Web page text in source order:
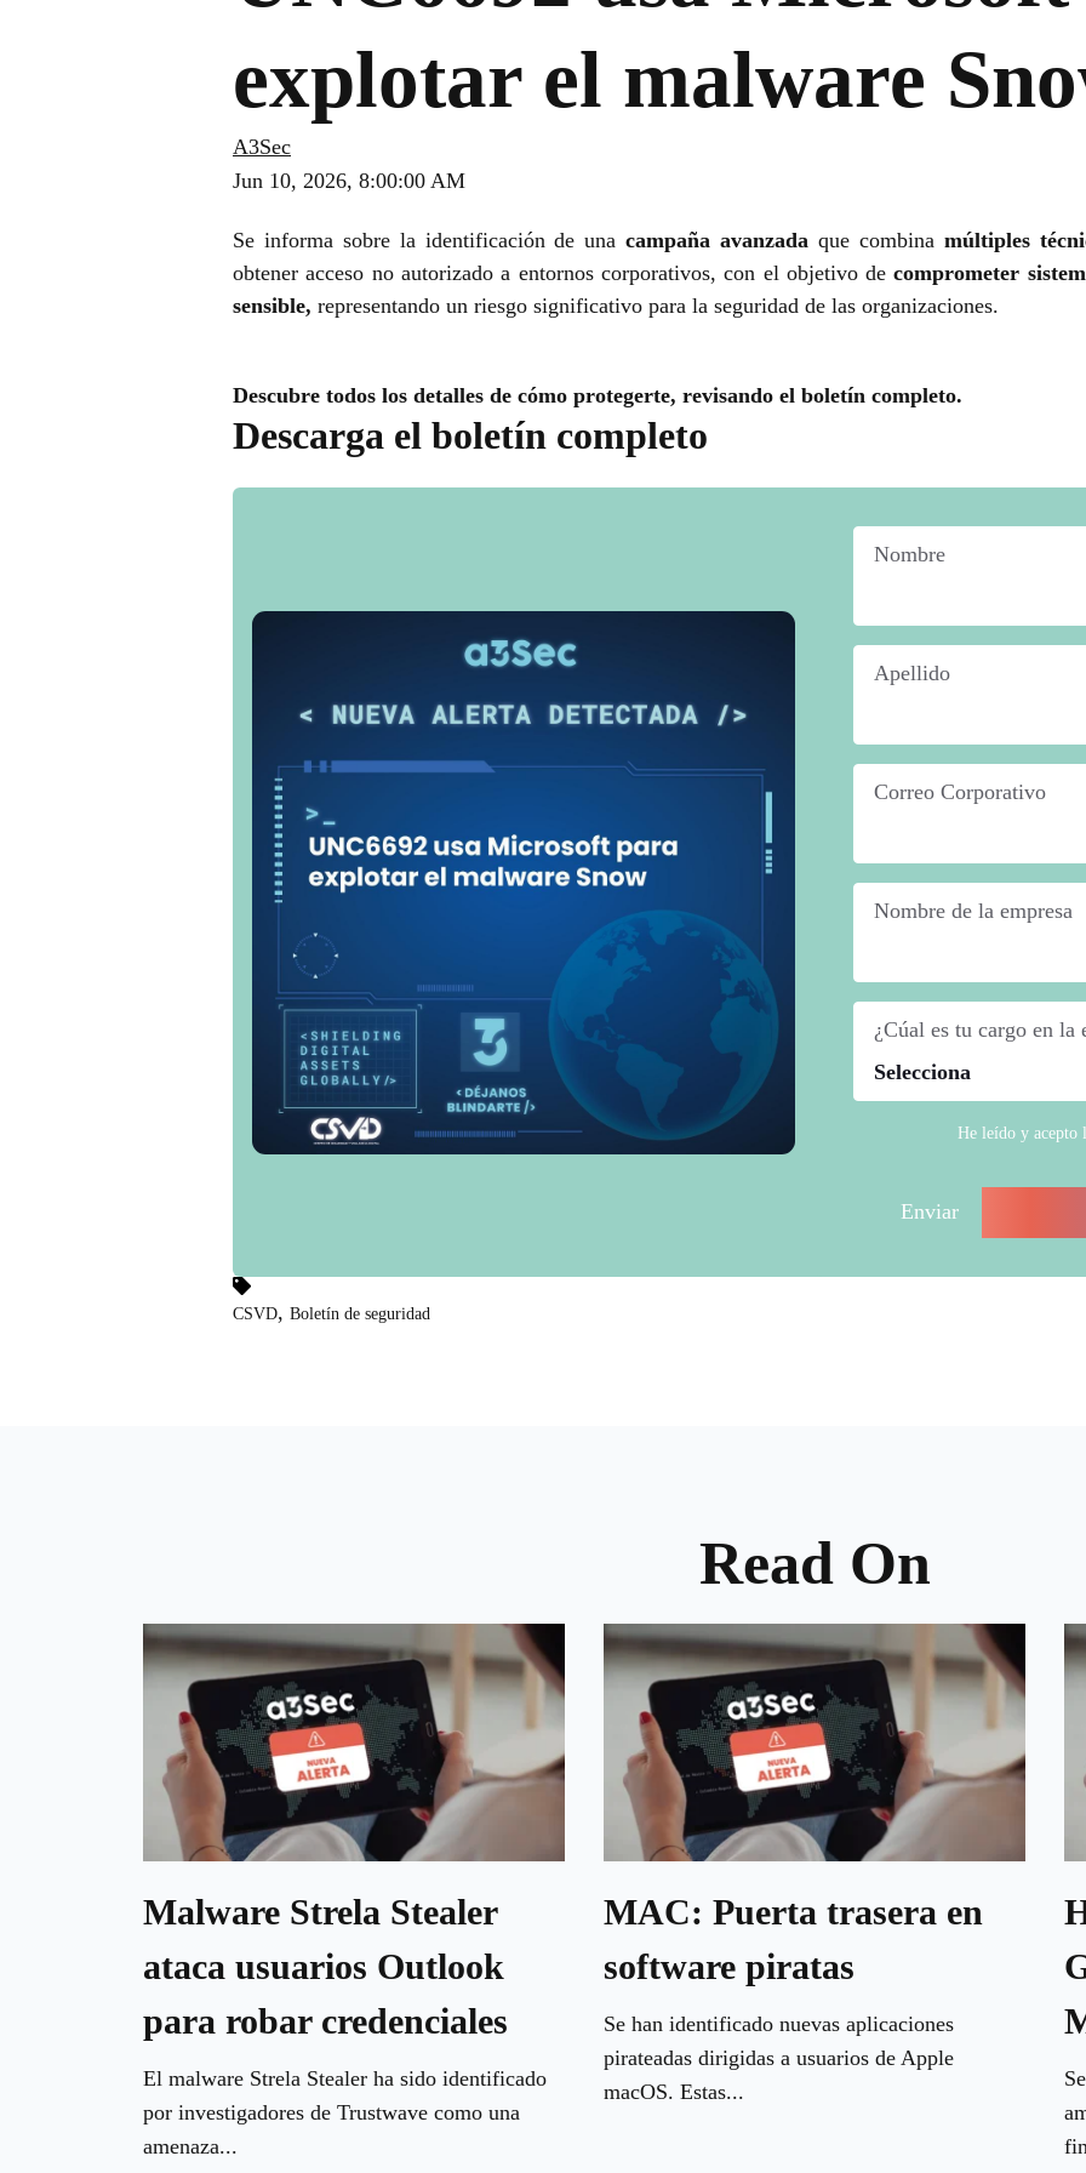
explotar el malware
A3Sec
Jun 10, 2026, 8:00:00 AM
Se informa sobre la identificación de una campaña avanzadaque combina múltiples
obtener acceso no autorizado a entornos corporativos, con el objetivo de comprometer
sensible, representando un riesgo significativo para la seguridad de las organizaciones.
Descubre todos los detalles de cómo protegerte, revisando el boletín completo.
Descarga el boletín completo
Nombre
Apellido
Correo Corporativo
Nombre de la empresa
¿Cúal es tu cargo en la
He leído y acepto
CSVD, Boletín de seguridad
Read On
Malware Strela Stealer
ataca usuarios Outlook
para robar credenciales
El malware Strela Stealer ha sido identificado
por investigadores de Trustwave como una
amenaza...
MAC: Puerta trasera en
software piratas
Se han identificado nuevas aplicaciones
pirateadas dirigidas a usuarios de Apple
macOS. Estas...